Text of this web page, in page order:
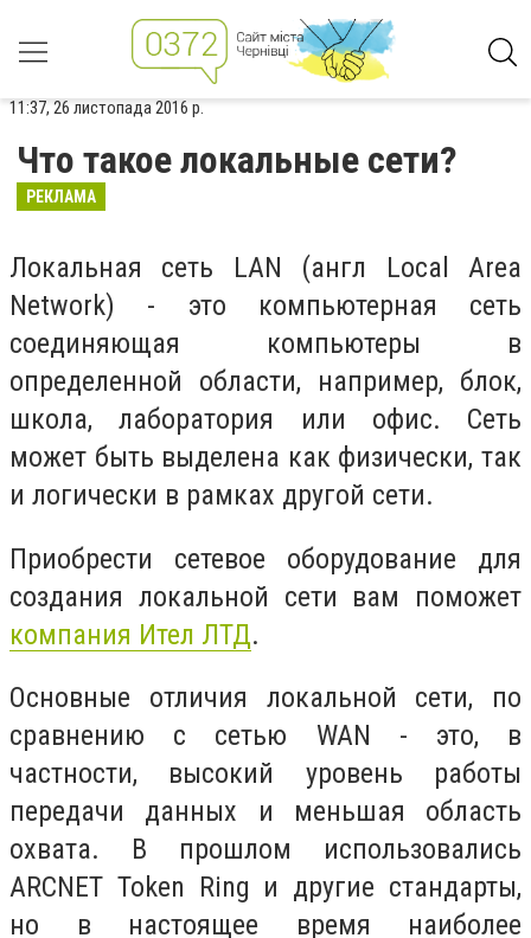
11:37, 26 листопада 2016 р.
Что такое локальные сети?
РЕКЛАМА
Локальная сеть LAN (англ Local Area
Network) - это компьютерная сеть
соединяющая компьютеры в
определенной области, например, блок,
школа, лаборатория или офис. Сеть
может быть выделена как физически, так
и логически в рамках другой сети.
Приобрести сетевое оборудование для
создания локальной сети вам поможет
компания Ител ЛТД.
Основные отличия локальной сети, по
сравнению с сетью WAN - это, в
частности, высокий уровень работы
передачи данных и меньшая область
охвата. В прошлом использовались
ARCNET Token Ring и другие стандарты,
но в настоящее время наиболее